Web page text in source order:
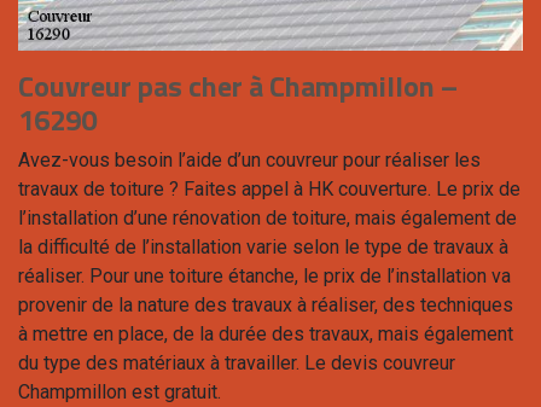
Couvreur pas cher à Champmillon –
16290
Avez-vous besoin l’aide d’un couvreur pour réaliser les
travaux de toiture ? Faites appel à HK couverture. Le prix de
l’installation d’une rénovation de toiture, mais également de
la difficulté de l’installation varie selon le type de travaux à
réaliser. Pour une toiture étanche, le prix de l’installation va
provenir de la nature des travaux à réaliser, des techniques
à mettre en place, de la durée des travaux, mais également
du type des matériaux à travailler. Le devis couvreur
Champmillon est gratuit.